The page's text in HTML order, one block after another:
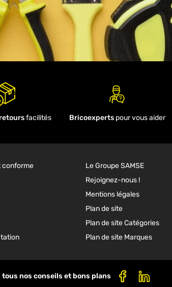
retoursfacilités Bricoexpertspour vous aider
conforme
Le Groupe SAMSE
Rejoignez-nous !
Mentions légales
Plan de site
Plan de site Catégories
Plan de site Marques
tous nos conseils et bons plans FacebookLinkedin